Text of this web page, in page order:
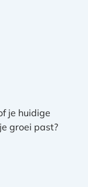
je huidige
groei past?